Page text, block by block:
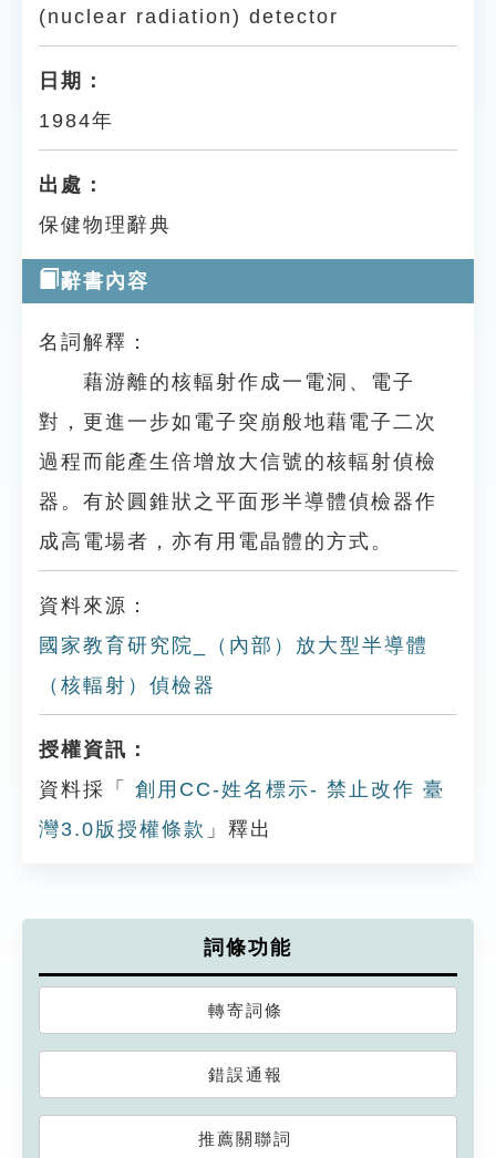
(nuclear radiation) detector
日期：
1984年
出處：
保健物理辭典
辭書內容
名詞解釋：
藉游離的核輻射作成一電洞、電子
對，更進一步如電子突崩般地藉電子二次
過程而能產生倍增放大信號的核輻射偵檢
器。有於圓錐狀之平面形半導體偵檢器作
成高電場者，亦有用電晶體的方式。
資料來源：
國家教育研究院_（內部）放大型半導體
（核輻射）偵檢器
授權資訊：
資料採「
創用CC-姓名標示- 禁止改作 臺
灣3.0版授權條款 」釋出
詞條功能
轉寄詞條
錯誤通報
推薦關聯詞